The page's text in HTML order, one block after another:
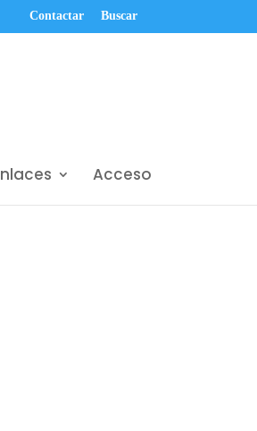
Contactar Buscar
Acceso